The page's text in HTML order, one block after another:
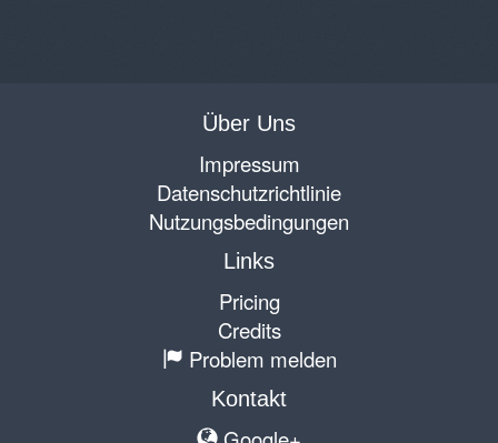
Über Uns
Impressum
Datenschutzrichtlinie
Nutzungsbedingungen
Links
Pricing
Credits
Problem melden
Kontakt